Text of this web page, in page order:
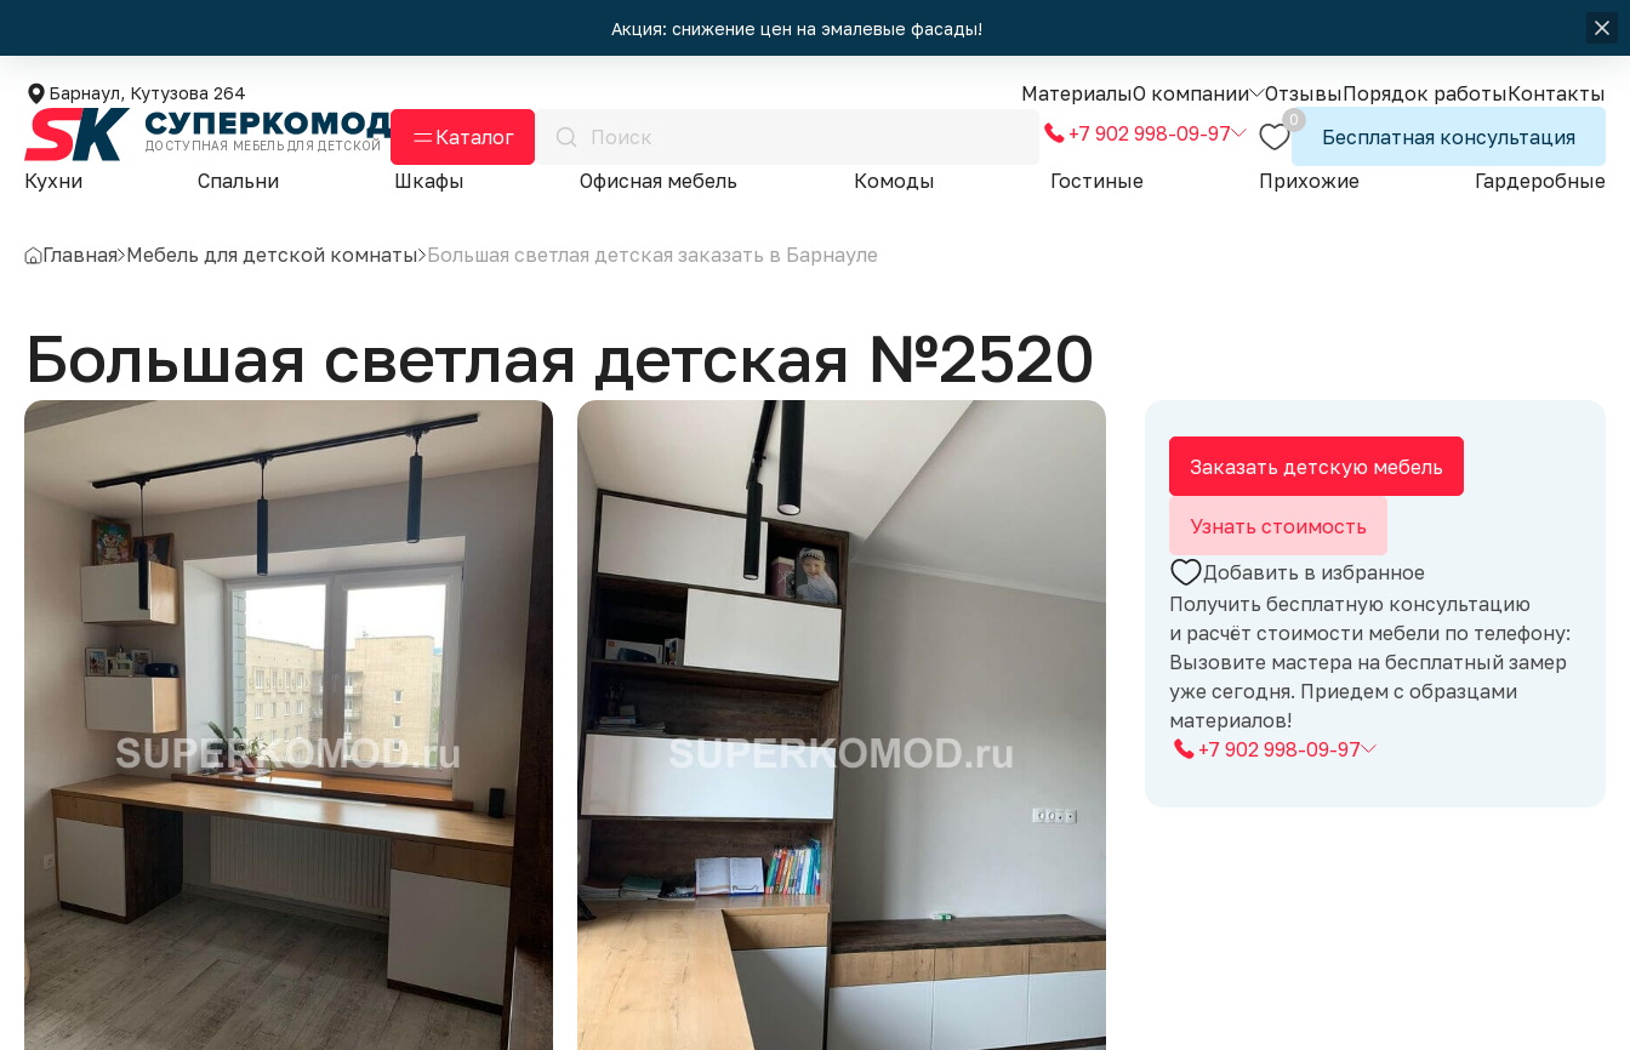
Акция: снижение цен на эмалевые фасады!
Барнаул, Кутузова 264 МатериалыО компании ОтзывыПорядок работыКонтакты
ДОСТУПНАЯ МЕБЕЛЬ ДЛЯ ДЕТСКОЙ Каталог +7 902 998-09-97
0
Бесплатная консультация
Кухни
Спальни Шкафы Офисная мебель Комоды Гостиные Прихожие Гардеробные
Главная Мебель для детской комнаты Большая светлая детская заказать в Барнауле
Большая светлая детская №2520
Заказать детскую мебель
Узнать стоимость
Добавить в избранное
Получить бесплатную консультацию
и расчёт стоимости мебели по телефону:
Вызовите мастера на бесплатный замер
уже сегодня. Приедем с образцами
материалов!
+7 902 998-09-97